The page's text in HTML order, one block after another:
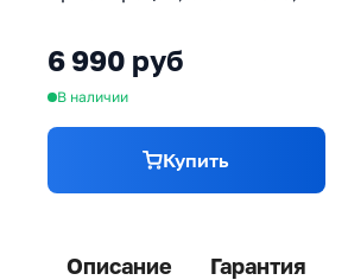
6 990 руб
В наличии
Купить
Описание Гарантия